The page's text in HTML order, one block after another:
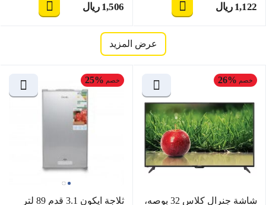
ريال‎ 1,122 ريال‎ 1,506
عرض المزيد
خصم 26%
شاشة جنرال كلاس 32 بوصه،
خصم 25%
ثلاجة ايكون 3.1 قدم 89 لتر